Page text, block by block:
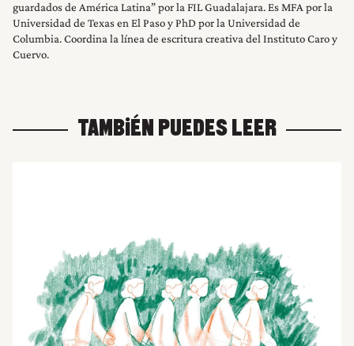
guardados de América Latina” por la FIL Guadalajara. Es MFA por la
Universidad de Texas en El Paso y PhD por la Universidad de
Columbia. Coordina la línea de escritura creativa del Instituto Caro y
Cuervo.
TAMBIÉN PUEDES LEER